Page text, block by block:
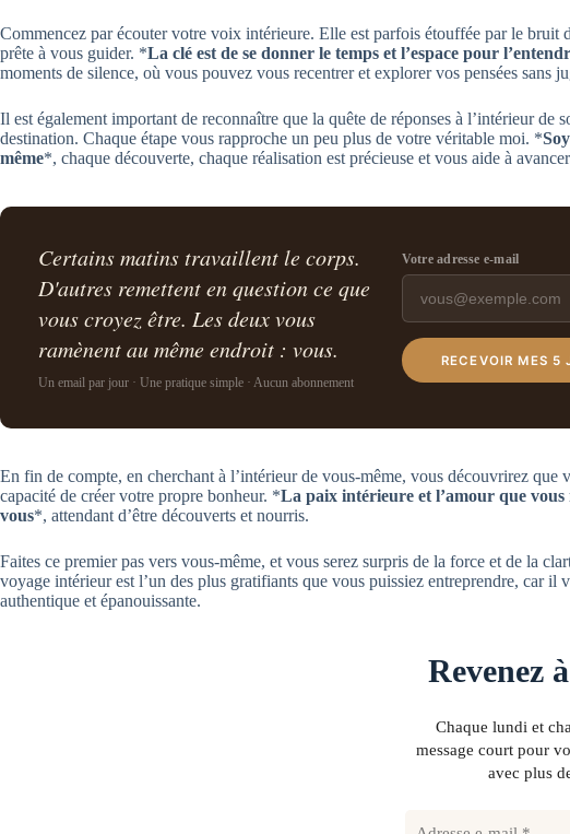
Commencez par écouter votre voix intérieure. Elle est parfois étouffée par le bruit
prête à vous guider. *La clé est de se donner le temps et l’espace pour
moments de silence, où vous pouvez vous recentrer et explorer vos pensées sans
Il est également important de reconnaître que la quête de réponses à l’intérieur de
destination. Chaque étape vous rapproche un peu plus de votre véritable moi. *
même*, chaque découverte, chaque réalisation est précieuse et vous aide à
Certains matins travaillent le corps.
D'autres remettent en question ce que
vous croyez être. Les deux vous
ramènent au même endroit : vous.
Un email par jour · Une pratique simple · Aucun abonnement
Votre adresse e-mail
RECEVOIR MES 5
En fin de compte, en cherchant à l’intérieur de vous-même, vous découvrirez que
capacité de créer votre propre bonheur. *La paix intérieure et l’amour que vous
vous*, attendant d’être découverts et nourris.
Faites ce premier pas vers vous-même, et vous serez surpris de la force et de la
voyage intérieur est l’un des plus gratifiants que vous puissiez entreprendre, car il
authentique et épanouissante.
Revenez
Chaque lundi et
message court pour
avec plus